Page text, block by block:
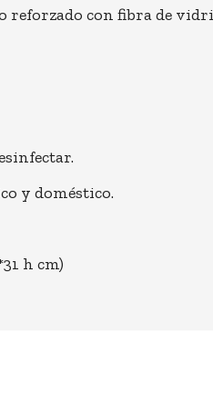
reforzado con fibra de
y doméstico.
h cm)